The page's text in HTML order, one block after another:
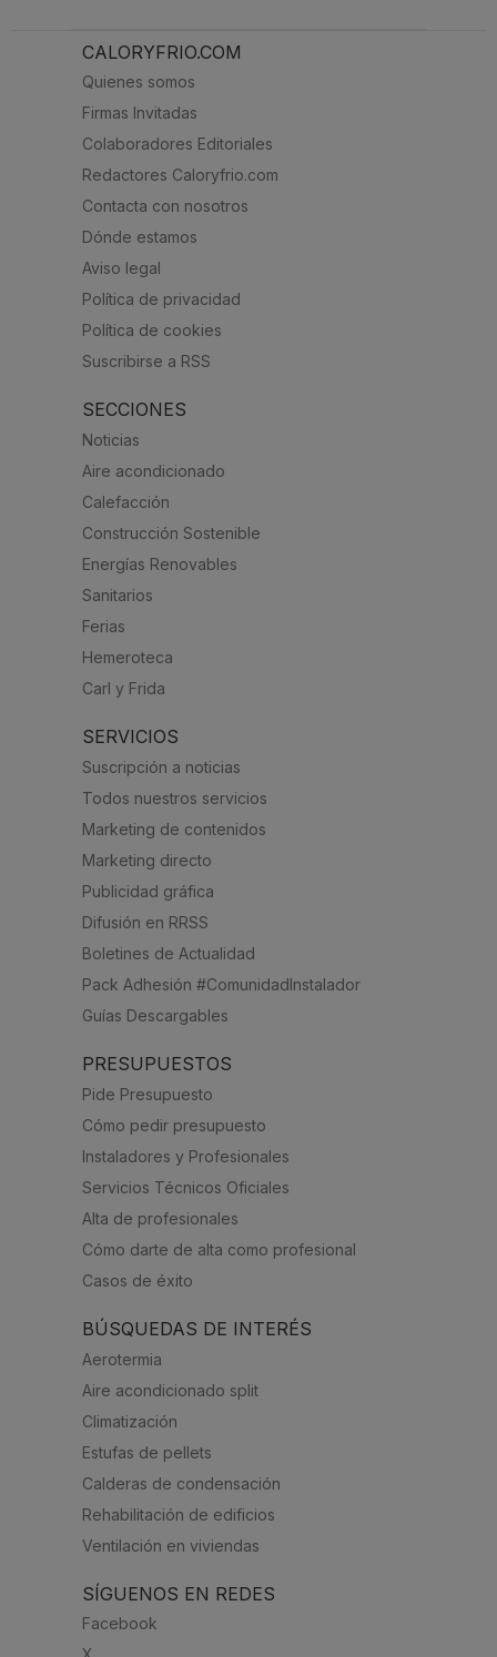
CALORYFRIO.COM
Quienes somos
Firmas Invitadas
Colaboradores Editoriales
Redactores Caloryfrio.com
Contacta con nosotros
Dónde estamos
Aviso legal
Política de privacidad
Política de cookies
Suscribirse a RSS
SECCIONES
Noticias
Aire acondicionado
Calefacción
Construcción Sostenible
Energías Renovables
Sanitarios
Ferias
Hemeroteca
Carl y Frida
SERVICIOS
Suscripción a noticias
Todos nuestros servicios
Marketing de contenidos
Marketing directo
Publicidad gráfica
Difusión en RRSS
Boletines de Actualidad
Pack Adhesión #ComunidadInstalador
Guías Descargables
PRESUPUESTOS
Pide Presupuesto
Cómo pedir presupuesto
Instaladores y Profesionales
Servicios Técnicos Oficiales
Alta de profesionales
Cómo darte de alta como profesional
Casos de éxito
BÚSQUEDAS DE INTERÉS
Aerotermia
Aire acondicionado split
Climatización
Estufas de pellets
Calderas de condensación
Rehabilitación de edificios
Ventilación en viviendas
SÍGUENOS EN REDES
Facebook